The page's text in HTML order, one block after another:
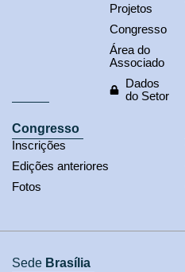
Projetos
Congresso
Área do
Associado
Dados
do Setor
Congresso
Inscrições
Edições anteriores
Fotos
Sede Brasília